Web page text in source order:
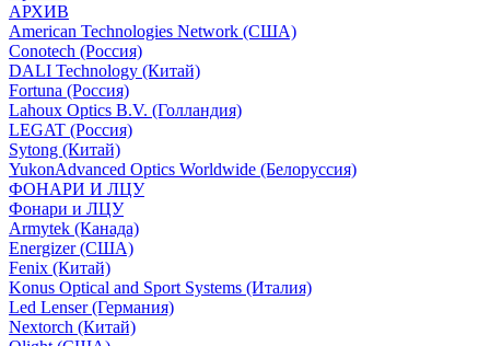
АРХИВ
American Technologies Network (США)
Conotech (Россия)
DALI Technology (Китай)
Fortuna (Россия)
Lahoux Optics B.V. (Голландия)
LEGAT (Россия)
Sytong (Китай)
YukonAdvanced Optics Worldwide (Белоруссия)
ФОНАРИ И ЛЦУ
Фонари и ЛЦУ
Armytek (Канада)
Energizer (США)
Fenix (Китай)
Konus Optical and Sport Systems (Италия)
Led Lenser (Германия)
Nextorch (Китай)